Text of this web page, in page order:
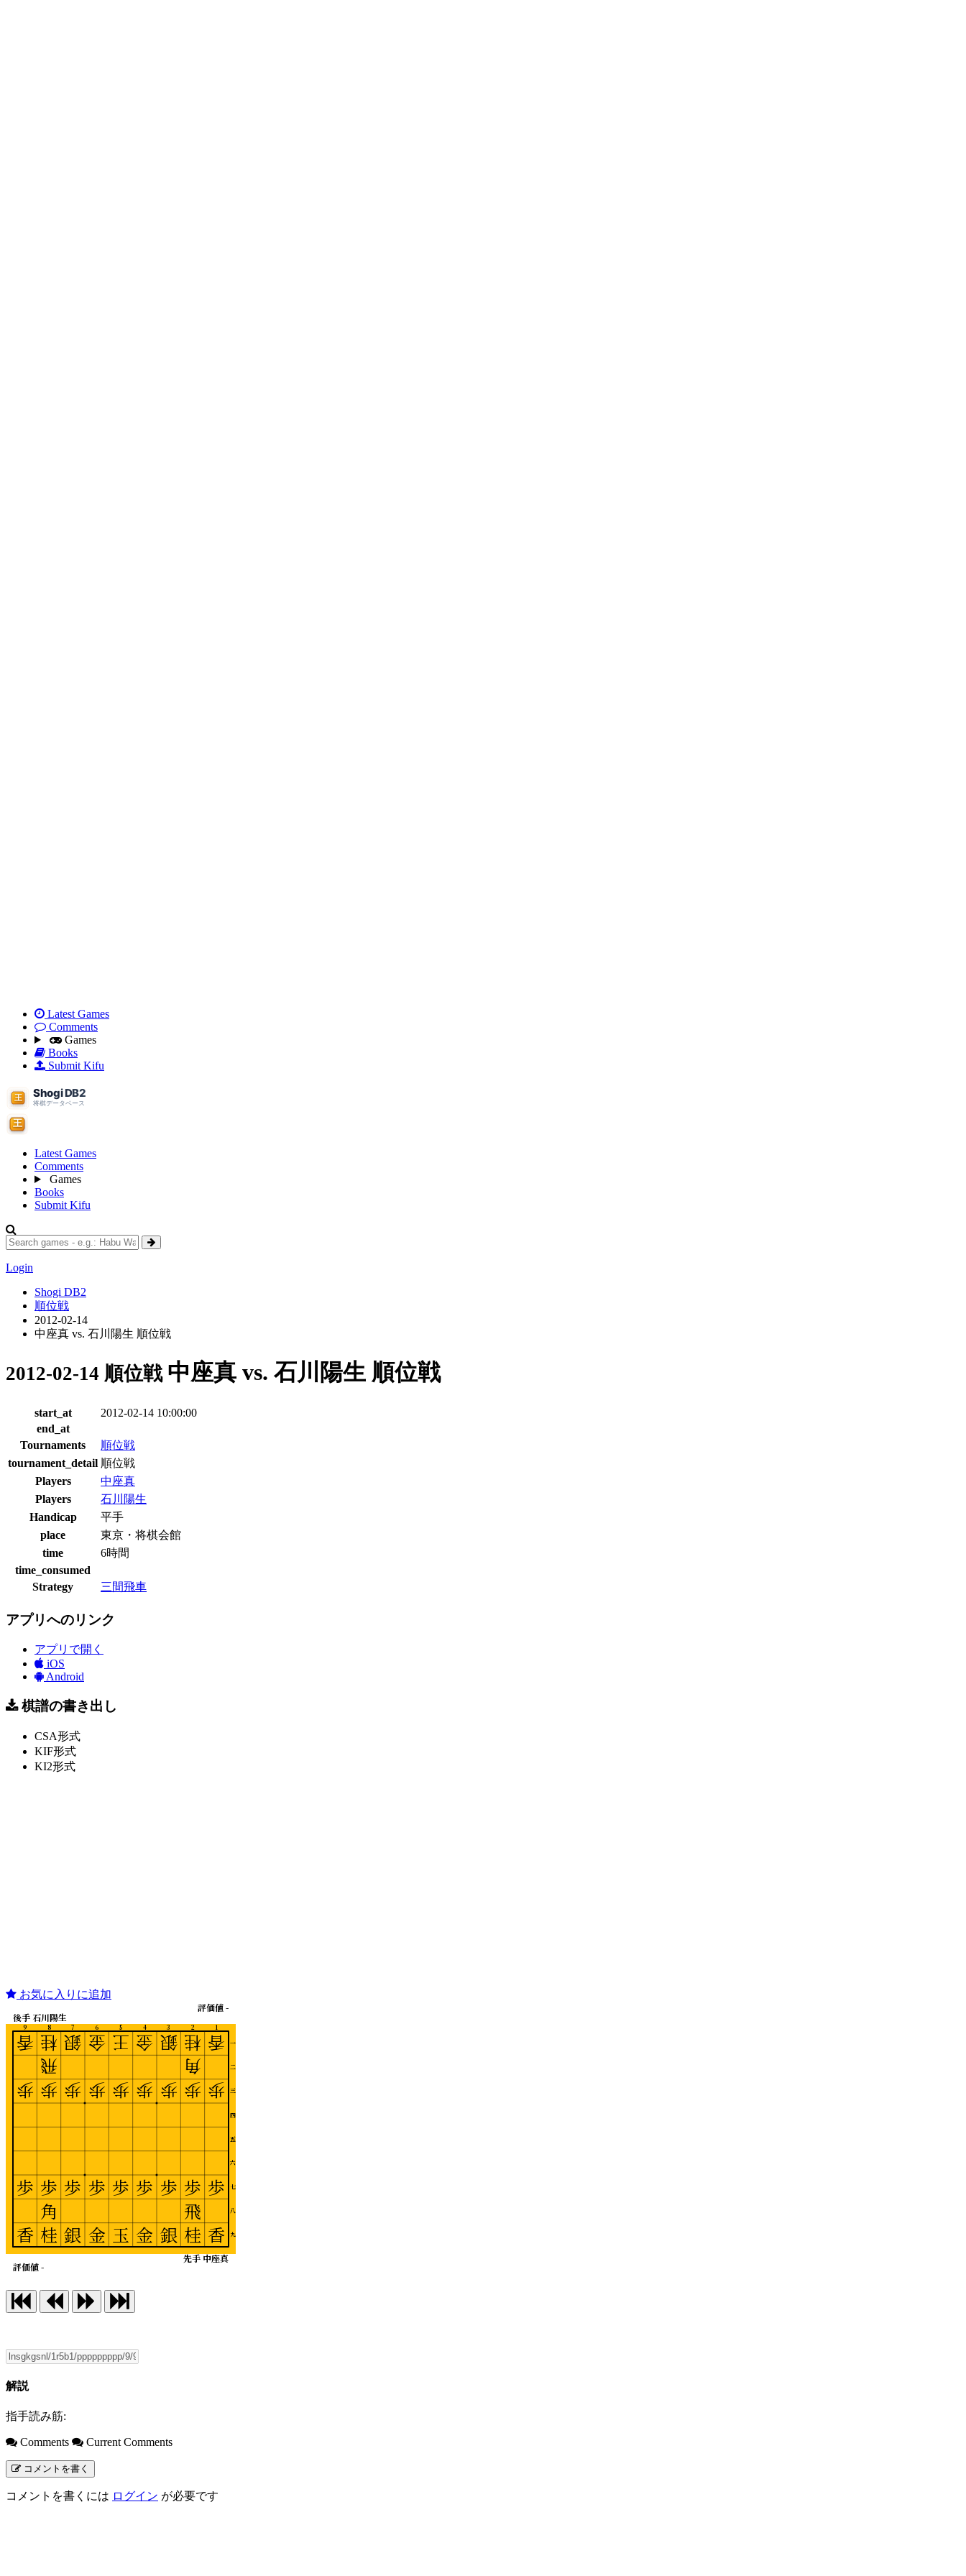
Latest Games
Comments
Games
Books
Submit Kifu
Latest Games
Comments
Games
Books
Submit Kifu
Login
Shogi DB2
順位戦
2012-02-14
中座真 vs. 石川陽生 順位戦
2012-02-14 順位戦 中座真 vs. 石川陽生 順位戦
start_at
2012-02-14 10:00:00
end_at
Tournaments
順位戦
tournament_detail 順位戦
Players
中座真
Players
石川陽生
Handicap
平手
place
東京・将棋会館
time
6時間
time_consumed
Strategy
三間飛車
アプリへのリンク
アプリで開く
iOS
Android
棋譜の書き出し
CSA形式
KIF形式
KI2形式
お気に入りに追加
1
2
3
4
5
6
7
8
9
一
二
三
四
五
六
七
八
九
先手 中座真
後手 石川陽生
評価値 -
評価値 -
香
歩
歩
香
桂
角
歩
歩
飛
桂
銀
歩
歩
銀
金
歩
歩
金
王
歩
歩
玉
金
歩
歩
金
銀
歩
歩
銀
桂
飛
歩
歩
角
桂
香
歩
歩
香
解説
指手読み筋:
Comments Current Comments
コメントを書く
コメントを書くには ログイン が必要です